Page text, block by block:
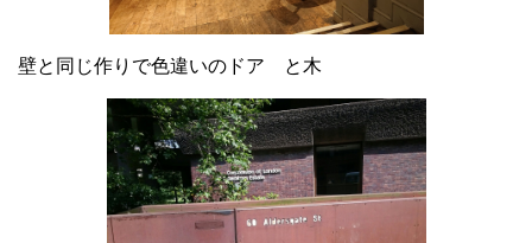
壁と同じ作りで色違いのドア と木